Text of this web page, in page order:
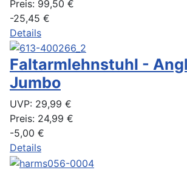
Preis: 99,50 €
-25,45 €
Details
Faltarmlehnstuhl -
Jumbo
UVP: 29,99 €
Preis: 24,99 €
-5,00 €
Details